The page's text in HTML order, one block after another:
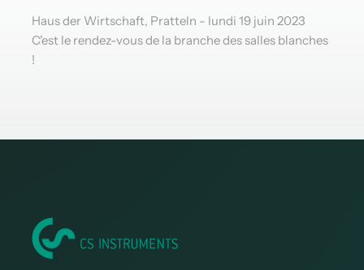
Haus der Wirtschaft, Pratteln - lundi 19 juin 2023
C'est le rendez-vous de la branche des salles blanches
!